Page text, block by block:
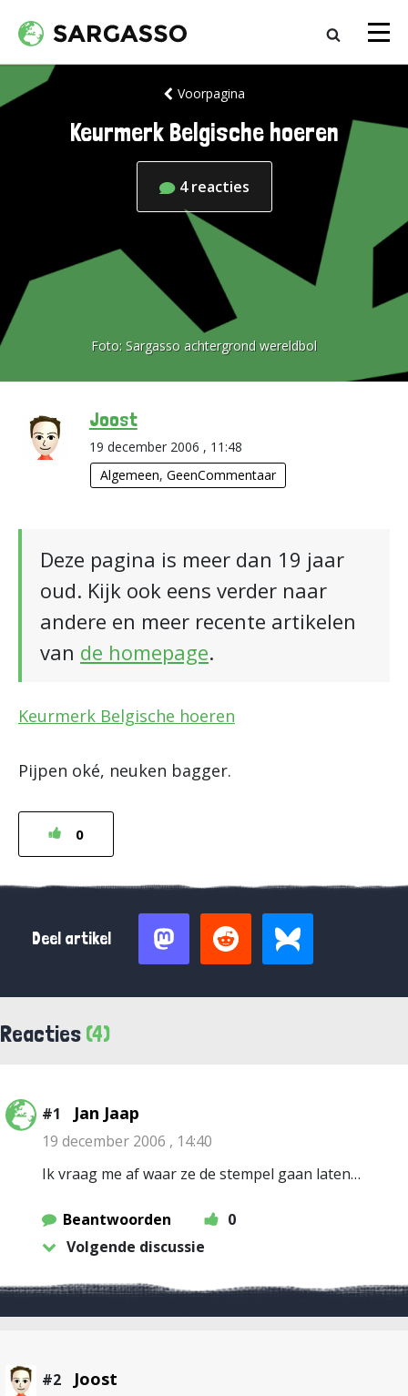
Voorpagina
Keurmerk Belgische hoeren
4 reacties
Foto: Sargasso achtergrond wereldbol
Joost
19 december 2006 , 11:48
Algemeen, GeenCommentaar
Deze pagina is meer dan 19 jaar
oud. Kijk ook eens verder naar
andere en meer recente artikelen
van de homepage.
Keurmerk Belgische hoeren
Pijpen oké, neuken bagger.
0
Deel artikel
Reacties (4)
#1 Jan Jaap
19 december 2006 , 14:40
Ik vraag me af waar ze de stempel gaan laten…
Beantwoorden
0
Volgende discussie
#2 Joost